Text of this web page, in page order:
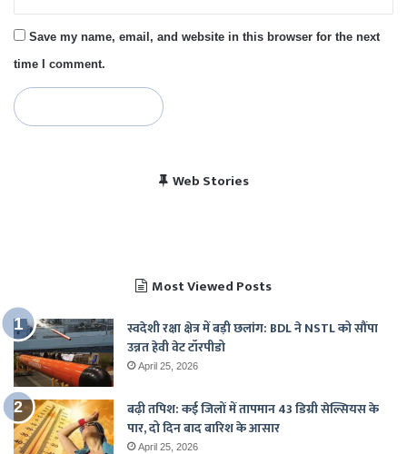
Save my name, email, and website in this browser for the next
time I comment.
Web Stories
विराट कोहली की सेंचुरी से
भारत बनाम पाकिस्तान, हेड
पाकिस्तान में बजा भारत का
चैंपियंस ट्रॉफी 2025 में
Most Viewed Posts
स्वदेशी रक्षा क्षेत्र में बड़ी छलांग: BDL ने NSTL को सौंपा
उन्नत हेवी वेट टॉरपीडो
April 25, 2026
बढ़ी तपिश: कई जिलों में तापमान 43 डिग्री सेल्सियस के
पार, दो दिन बाद बारिश के आसार
April 25, 2026